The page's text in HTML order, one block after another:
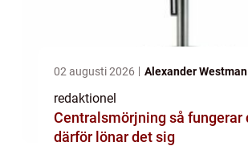
02 augusti 2026 Alexander Westman
redaktionel
Centralsmörjning så fungerar det och
därför lönar det sig